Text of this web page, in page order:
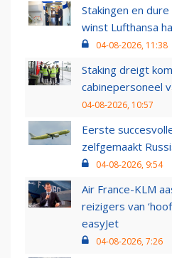
Stakingen en
winst Lufthansa
04-08-2026, 11:38
Staking dreigt
cabinepersoneel
04-08-2026, 10:57
Eerste
zelfgemaakt
04-08-2026, 9:54
Air France-KLM
reizigers van
easyJet
04-08-2026, 7:26